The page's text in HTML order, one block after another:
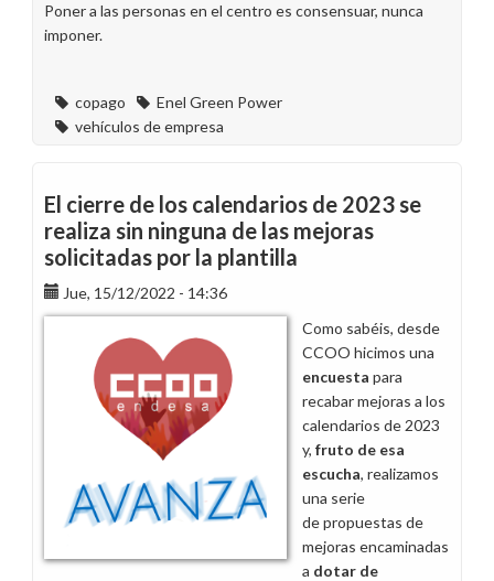
Poner a las personas en el centro es consensuar, nunca
imponer.
copago
Enel Green Power
vehículos de empresa
El cierre de los calendarios de 2023 se
realiza sin ninguna de las mejoras
solicitadas por la plantilla
Jue, 15/12/2022 - 14:36
Como sabéis, desde
CCOO hicimos una
encuesta para
recabar mejoras a los
calendarios de 2023
y, fruto de esa
escucha, realizamos
una serie
de propuestas de
mejoras encaminadas
a dotar de